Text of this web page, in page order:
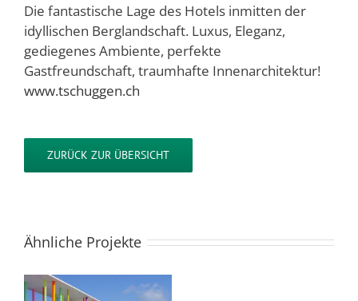
Die fantastische Lage des Hotels inmitten der
idyllischen Berglandschaft. Luxus, Eleganz,
gediegenes Ambiente, perfekte
Gastfreundschaft, traumhafte Innenarchitektur!
www.tschuggen.ch
ZURÜCK ZUR ÜBERSICHT
Ähnliche Projekte